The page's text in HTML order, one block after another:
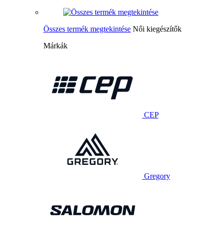
Összes termék megtekintése Női kiegészítők
Márkák
CEP
Gregory